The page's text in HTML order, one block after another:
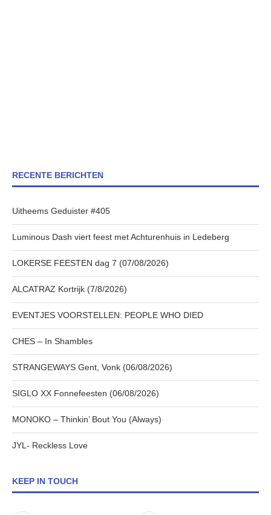
RECENTE BERICHTEN
Uitheems Geduister #405
Luminous Dash viert feest met Achturenhuis in Ledeberg
LOKERSE FEESTEN dag 7 (07/08/2026)
ALCATRAZ Kortrijk (7/8/2026)
EVENTJES VOORSTELLEN: PEOPLE WHO DIED
CHES – In Shambles
STRANGEWAYS Gent, Vonk (06/08/2026)
SIGLO XX Fonnefeesten (06/08/2026)
MONOKO – Thinkin’ Bout You (Always)
JYL- Reckless Love
KEEP IN TOUCH